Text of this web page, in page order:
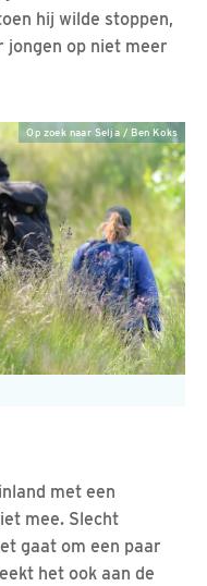
hij wilde stoppen,
op niet meer
Op zoek naar Selja / Ben Koks
met een
mee. Slecht
gaat om een paar
het ook aan de